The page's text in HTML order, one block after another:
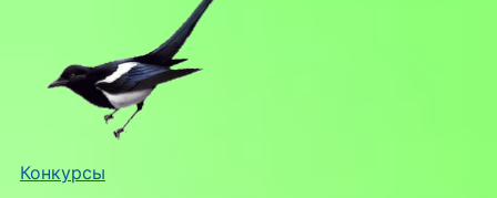
Конкурсы